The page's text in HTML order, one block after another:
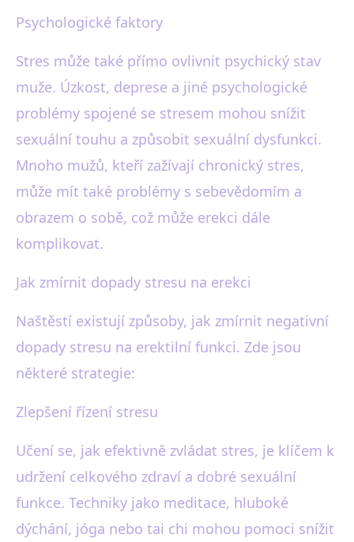
Psychologické faktory
Stres může také přímo ovlivnit psychický stav
muže. Úzkost, deprese a jiné psychologické
problémy spojené se stresem mohou snížit
sexuální touhu a způsobit sexuální dysfunkci.
Mnoho mužů, kteří zažívají chronický stres,
může mít také problémy s sebevědomím a
obrazem o sobě, což může erekci dále
komplikovat.
Jak zmírnit dopady stresu na erekci
Naštěstí existují způsoby, jak zmírnit negativní
dopady stresu na erektilní funkci. Zde jsou
některé strategie:
Zlepšení řízení stresu
Učení se, jak efektivně zvládat stres, je klíčem k
udržení celkového zdraví a dobré sexuální
funkce. Techniky jako meditace, hluboké
dýchání, jóga nebo tai chi mohou pomoci snížit